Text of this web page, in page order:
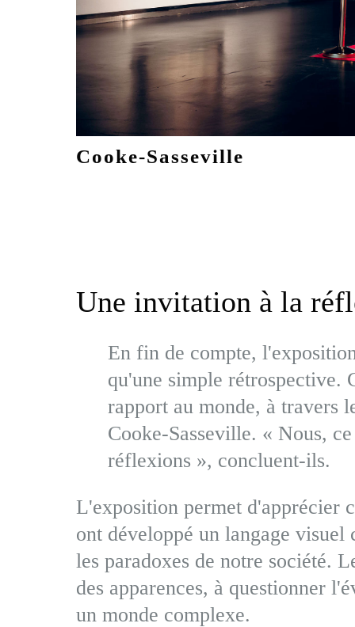
Cooke-Sasseville
Une invitation à la
En fin de compte,
qu'une simple rétrospective.
rapport au monde, à travers
Cooke-Sasseville. « Nous,
réflexions », concluent-ils.
L'exposition permet d'apprécier
ont développé un langage
les paradoxes de notre société.
des apparences, à questionner
un monde complexe.